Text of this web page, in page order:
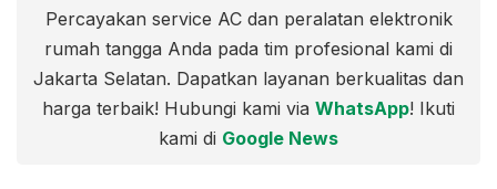
Percayakan service AC dan peralatan elektronik
rumah tangga Anda pada tim profesional kami di
Jakarta Selatan. Dapatkan layanan berkualitas dan
harga terbaik! Hubungi kami via WhatsApp! Ikuti
kami di Google News